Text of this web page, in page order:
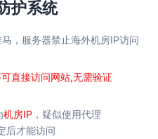
护系统
，服务器禁止海外机房IP访问
直接访问网站,无需验证
机房IP ，疑似使用代理
后才能访问